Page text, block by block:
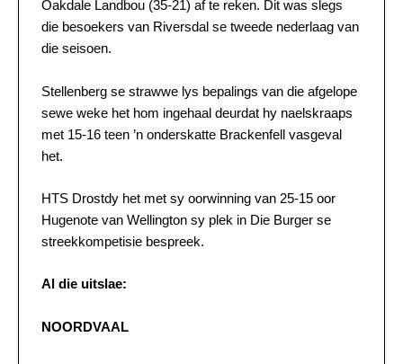
Oakdale Landbou (35-21) af te reken. Dit was slegs
die besoekers van Riversdal se tweede nederlaag van
die seisoen.
Stellenberg se strawwe lys bepalings van die afgelope
sewe weke het hom ingehaal deurdat hy naelskraaps
met 15-16 teen ’n onderskatte Brackenfell vasgeval
het.
HTS Drostdy het met sy oorwinning van 25-15 oor
Hugenote van Wellington sy plek in Die Burger se
streekkompetisie bespreek.
Al die uitslae:
NOORDVAAL